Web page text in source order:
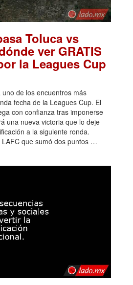
Toluca vs
ver GRATIS
la Leagues Cup
de los encuentros más
fecha de la Leagues Cup. El
con confianza tras imponerse
una nueva victoria que lo deje
a la siguiente ronda.
que sumó dos puntos …